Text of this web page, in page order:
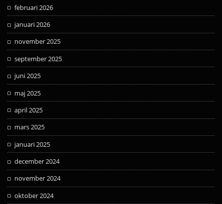
februari 2026
januari 2026
november 2025
september 2025
juni 2025
maj 2025
april 2025
mars 2025
januari 2025
december 2024
november 2024
oktober 2024